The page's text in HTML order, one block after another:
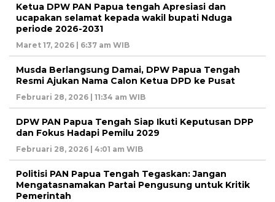
Ketua DPW PAN Papua tengah Apresiasi dan
ucapakan selamat kepada wakil bupati Nduga
periode 2026-2031
Maret 17, 2026 | 6:37 am WIB
Musda Berlangsung Damai, DPW Papua Tengah
Resmi Ajukan Nama Calon Ketua DPD ke Pusat
Februari 28, 2026 | 11:34 am WIB
DPW PAN Papua Tengah Siap Ikuti Keputusan DPP
dan Fokus Hadapi Pemilu 2029
Februari 28, 2026 | 4:01 am WIB
Politisi PAN Papua Tengah Tegaskan: Jangan
Mengatasnamakan Partai Pengusung untuk Kritik
Pemerintah